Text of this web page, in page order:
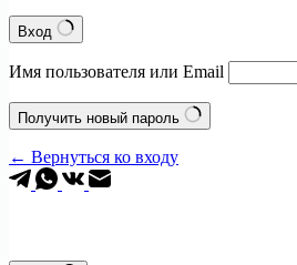
Вход
Имя пользователя или Email
Получить новый пароль
← Вернуться ко входу